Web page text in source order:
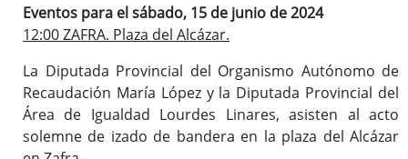
Eventos para el sábado, 15 de junio de 2024
12:00 ZAFRA. Plaza del Alcázar.
La Diputada Provincial del Organismo Autónomo de
Recaudación María López y la Diputada Provincial del
Área de Igualdad Lourdes Linares, asisten al acto
solemne de izado de bandera en la plaza del Alcázar